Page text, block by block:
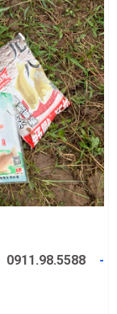
0911.98.5588-